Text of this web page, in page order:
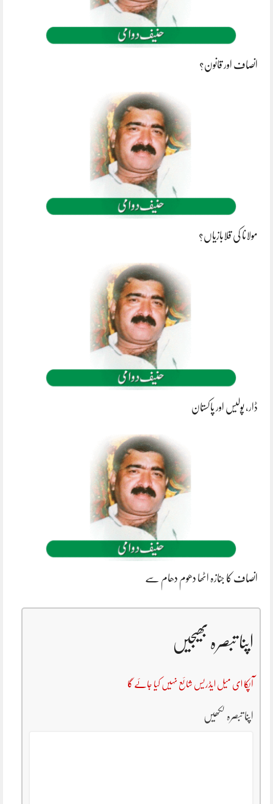
انصاف اور قانون؟
مولانا کی قلابازیاں؟
ڈار، پولیس اور پاکستان
انصاف کا جنازہ اٹھا دھوم دھام سے
اپنا تبصرہ بھیجیں
آپکا ای میل ایڈریس شائع نہیں کیا جائے گا
اپنا تبصرہ لکھیں